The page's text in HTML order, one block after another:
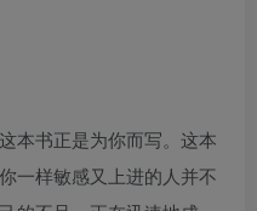
本书正是为你而写。这本
一样敏感又上进的人并不